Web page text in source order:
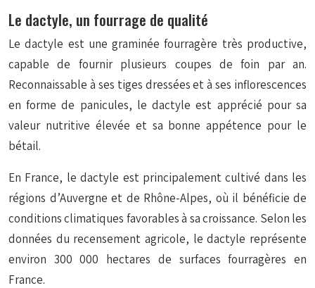
Le dactyle, un fourrage de qualité
Le dactyle est une graminée fourragère très productive,
capable de fournir plusieurs coupes de foin par an.
Reconnaissable à ses tiges dressées et à ses inflorescences
en forme de panicules, le dactyle est apprécié pour sa
valeur nutritive élevée et sa bonne appétence pour le
bétail.
En France, le dactyle est principalement cultivé dans les
régions d’Auvergne et de Rhône-Alpes, où il bénéficie de
conditions climatiques favorables à sa croissance. Selon les
données du recensement agricole, le dactyle représente
environ 300 000 hectares de surfaces fourragères en
France.